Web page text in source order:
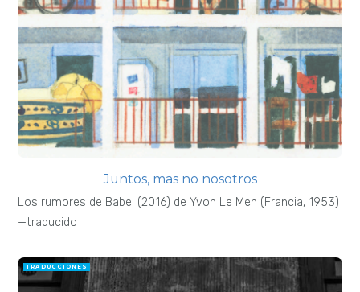
Juntos, mas no nosotros
Los rumores de Babel (2016) de Yvon Le Men (Francia, 1953)
—traducido
TRADUCCIONES